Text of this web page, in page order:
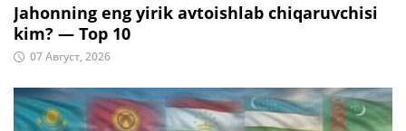
Jahonning eng yirik avtoishlab chiqaruvchisi
kim? — Top 10
07 Август, 2026